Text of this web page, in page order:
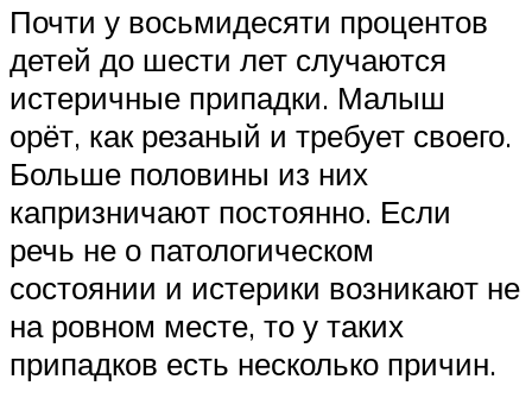
Почти у восьмидесяти процентов
детей до шести лет случаются
истеричные припадки. Малыш
орёт, как резаный и требует своего.
Больше половины из них
капризничают постоянно. Если
речь не о патологическом
состоянии и истерики возникают не
на ровном месте, то у таких
припадков есть несколько причин.